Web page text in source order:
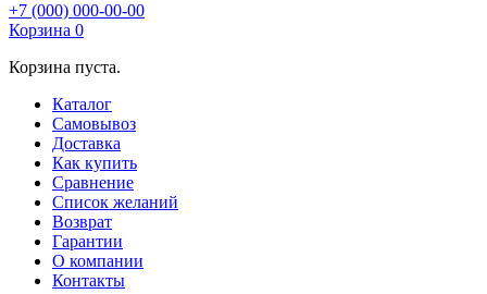
+7 (000) 000-00-00
Корзина 0
Корзина пуста.
Каталог
Самовывоз
Доставка
Как купить
Сравнение
Список желаний
Возврат
Гарантии
О компании
Контакты